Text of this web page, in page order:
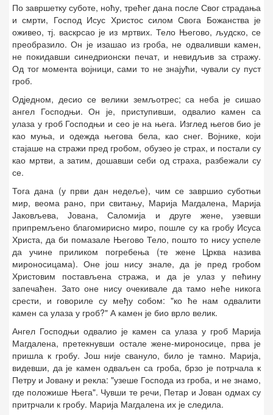
По завршетку суботе, ноћу, трећег дана после Свог страдања
и смрти, Господ Исус Христос силом Свога Божанства је
оживео, тј. васкрсао је из мртвих. Тело Његово, људско, се
преобразило. Он је изашао из гроба, не одваливши камен,
не покидавши синедрионски печат, и невидљив за стражу.
Од тог момента војници, сами то не знајући, чували су пуст
гроб.
Одједном, десио се велики земљотрес; са неба је сишао
ангел Господњи. Он је, приступивши, одвалио камен са
улаза у гроб Господњи и сео је на њега. Изглед његов био је
као муња, и одежда његова бела, као снег. Војнике, који
стајаше на стражи пред гробом, обузео је страх, и постали су
као мртви, а затим, дошавши себи од страха, разбежали су
се.
Тога дана (у први дан недеље), чим се завршио суботњи
мир, веома рано, при свитању, Марија Магдалена, Марија
Јаковљева, Јована, Саломија и друге жене, узевши
припремљено благомирисно миро, пошле су ка гробу Исуса
Христа, да би помазале Његово Тело, пошто то нису успеле
да учине приликом погребења (те жене Црква назива
мироносицама). Оне још нису знале, да је пред гробом
Христовим постављена стража, и да је улаз у пећину
запечаћен. Зато оне нису очекивале да тамо неће никога
срести, и говориле су међу собом: "ко ће нам одвалити
камен са улаза у гроб?" А камен је био врло велик.
Ангел Господњи одвалио је камен са улаза у гроб Марија
Магдалена, претекнувши остале жене-мироносице, прва је
пришла к гробу. Још није свануло, било је тамно. Марија,
видевши, да је камен одваљен са гроба, брзо је потрчала к
Петру и Јовану и рекла: "узеше Господа из гроба, и не знамо,
где положише Њега". Чувши те речи, Петар и Јован одмах су
притрчали к гробу. Марија Магдалена их је следила.